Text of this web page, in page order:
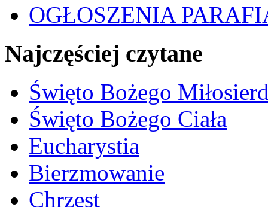
OGŁOSZENIA
Najczęściej czytane
Święto Bożego
Święto Bożego Ciała
Eucharystia
Bierzmowanie
Chrzest